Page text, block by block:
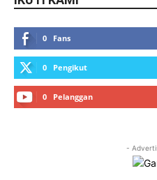
0 Fans
0 Pengikut
0 Pelanggan
-